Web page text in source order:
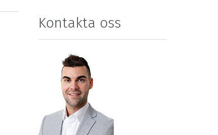
Kontakta oss